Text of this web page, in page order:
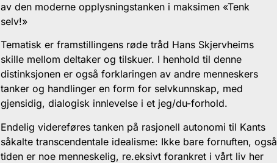
av den moderne opplysningstanken i maksimen «Tenk
selv!»
Tematisk er framstillingens røde tråd Hans Skjervheims
skille mellom deltaker og tilskuer. I henhold til denne
distinksjonen er også forklaringen av andre menneskers
tanker og handlinger en form for selvkunnskap, med
gjensidig, dialogisk innlevelse i et jeg/du-forhold.
Endelig videreføres tanken på rasjonell autonomi til Kants
såkalte transcendentale idealisme: Ikke bare fornuften, også
tiden er noe menneskelig, re.eksivt forankret i vårt liv her